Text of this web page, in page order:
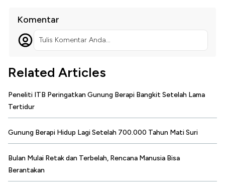
Komentar
Tulis Komentar Anda...
Related Articles
Peneliti ITB Peringatkan Gunung Berapi Bangkit Setelah Lama
Tertidur
Gunung Berapi Hidup Lagi Setelah 700.000 Tahun Mati Suri
Bulan Mulai Retak dan Terbelah, Rencana Manusia Bisa
Berantakan